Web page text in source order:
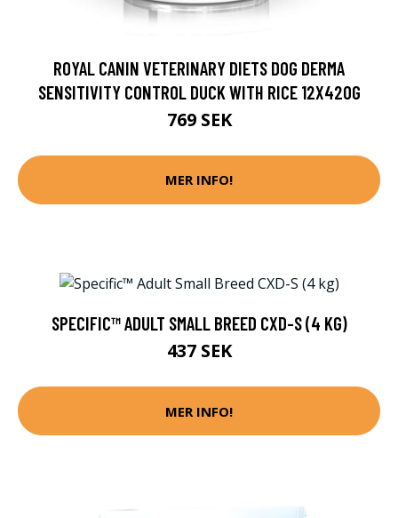
ROYAL CANIN VETERINARY DIETS DOG DERMA
SENSITIVITY CONTROL DUCK WITH RICE 12X420G
769 SEK
MER INFO!
SPECIFIC™ ADULT SMALL BREED CXD-S (4 KG)
437 SEK
MER INFO!